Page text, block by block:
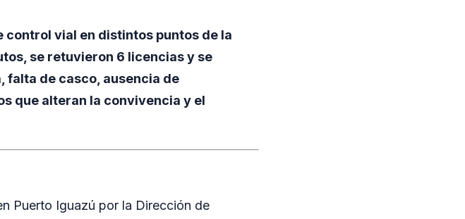
control vial en distintos puntos de la
se retuvieron 6 licencias y se
de casco, ausencia de
que alteran la convivencia y el
Puerto Iguazú por la Dirección de